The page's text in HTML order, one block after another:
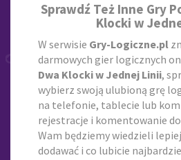
Sprawdź Też Inne Gry
Klocki w
W serwisie Gry-Logiczne.pl
darmowych gier logicznych
Dwa Klocki w Jednej Linii,
wybierz swoją ulubioną grę
na telefonie, tablecie lub
rejestracje i komentowanie
Wam będziemy wiedzieli
dodawać i co lubicie